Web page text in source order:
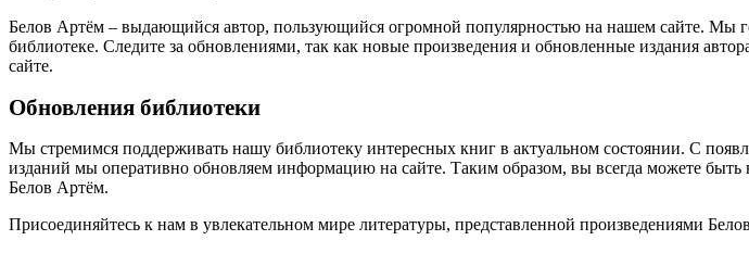
Белов Артём – выдающийся автор, пользующийся огромной популярностью на нашем сайте. Мы
библиотеке. Следите за обновлениями, так как новые произведения и обновленные издания
сайте.
Обновления библиотеки
Мы стремимся поддерживать нашу библиотеку интересных книг в актуальном состоянии. С
изданий мы оперативно обновляем информацию на сайте. Таким образом, вы всегда можете быть
Белов Артём.
Присоединяйтесь к нам в увлекательном мире литературы, представленной произведениями